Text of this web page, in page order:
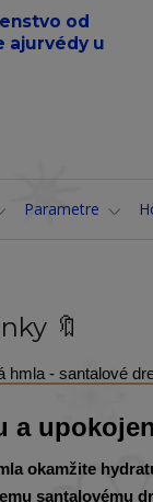
od
ajurvédy u
Parametre
🔖
hmla - santalové
a
okamžite
santalovému